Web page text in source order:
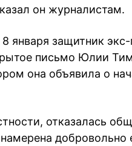
он журналистам.
января защитник
письмо Юлии
она объявила о
отказалась
добровольно